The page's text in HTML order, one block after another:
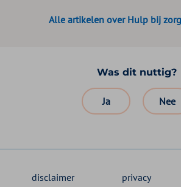
Alle artikelen over Hulp bij
Was dit nuttig?
Ja Nee
disclaimer privacy